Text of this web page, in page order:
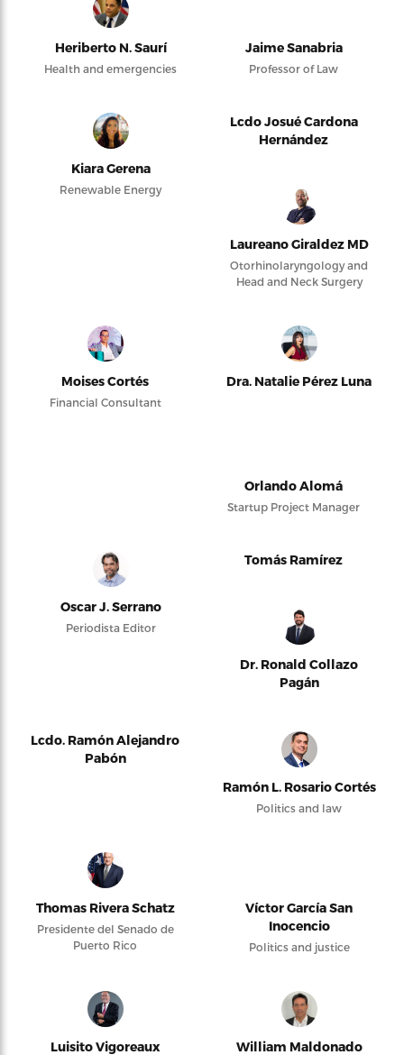
Heriberto N. Saurí
Health and emergencies
Jaime Sanabria
Professor of Law
Kiara Gerena
Renewable Energy
Lcdo Josué Cardona
Hernández
Laureano Giraldez MD
Otorhinolaryngology and
Head and Neck Surgery
Moises Cortés
Financial Consultant
Dra. Natalie Pérez Luna
Orlando Alomá
Startup Project Manager
Oscar J. Serrano
Periodista Editor
Tomás Ramírez
Dr. Ronald Collazo
Pagán
Lcdo. Ramón Alejandro
Pabón
Ramón L. Rosario Cortés
Politics and law
Thomas Rivera Schatz
Presidente del Senado de
Puerto Rico
Víctor García San
Inocencio
Politics and justice
Luisito Vigoreaux William Maldonado